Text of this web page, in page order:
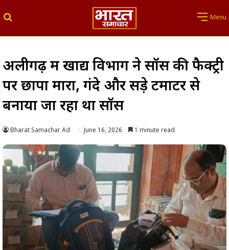
Menu
अलीगढ़ में खाद्य विभाग ने सॉस की फैक्ट्री
पर छापा मारा, गंदे और सड़े टमाटर से
बनाया जा रहा था सॉस
Bharat Samachar Ad June 16, 2026 1 minute read